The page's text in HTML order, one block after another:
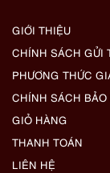
GIỚI THIỆU
CHÍNH SÁCH GỬI
PHƯƠNG THỨC
CHÍNH SÁCH BẢO
GIỎ HÀNG
THANH TOÁN
LIÊN HỆ